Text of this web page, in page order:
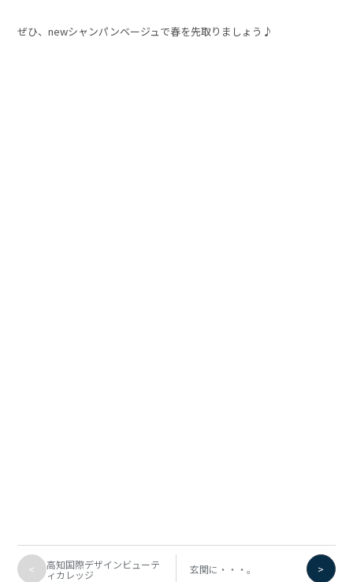
ぜひ、newシャンパンベージュで春を先取りましょう♪
< 高知国際デザインビューテ
ィカレッジ 玄関に・・・。 >